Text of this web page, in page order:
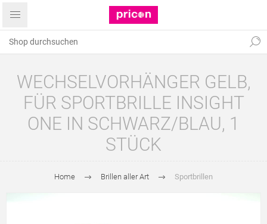
WECHSELVORHÄNGER GELB,
FÜR SPORTBRILLE INSIGHT
ONE IN SCHWARZ/BLAU, 1
STÜCK
Home Brillen aller Art Sportbrillen